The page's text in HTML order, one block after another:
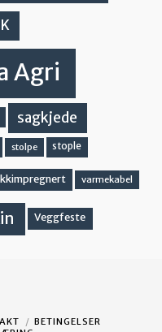
Agri
sagkjede
stolpe stople
varmekabel
Veggfeste
BETINGELSER